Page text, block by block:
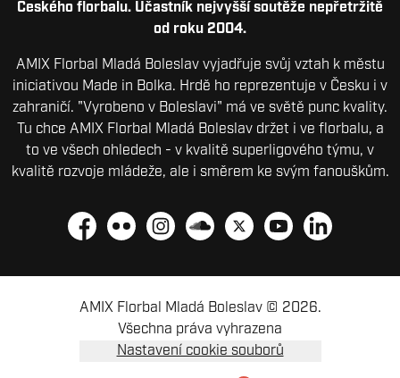
Českého florbalu. Účastník nejvyšší soutěže nepřetržitě
od roku 2004.
AMIX Florbal Mladá Boleslav vyjadřuje svůj vztah k městu
iniciativou Made in Bolka. Hrdě ho reprezentuje v Česku i v
zahraničí. "Vyrobeno v Boleslavi" má ve světě punc kvality.
Tu chce AMIX Florbal Mladá Boleslav držet i ve florbalu, a
to ve všech ohledech - v kvalitě superligového týmu, v
kvalitě rozvoje mládeže, ale i směrem ke svým fanouškům.
Facebook
Flickr InstagramSoundcloudPlatform XYouTubeLinkedIn
AMIX Florbal Mladá Boleslav © 2026.
Všechna práva vyhrazena
Nastavení cookie souborů